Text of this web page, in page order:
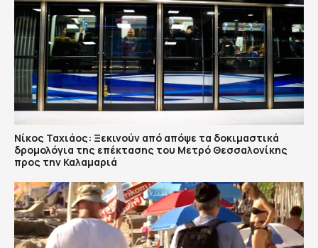
Νίκος Ταχιάος: Ξεκινούν από απόψε τα δοκιμαστικά
δρομολόγια της επέκτασης του Μετρό Θεσσαλονίκης
προς την Καλαμαριά